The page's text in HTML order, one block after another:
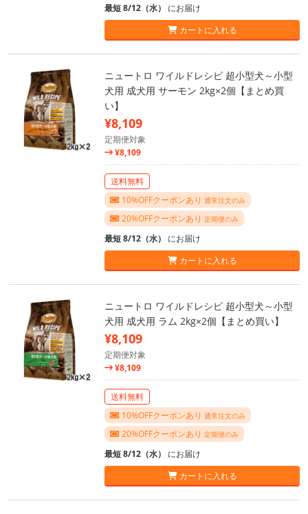
最短 8/12（水） にお届け
カートに入れる
ニュートロ ワイルドレシピ 超小型犬～小型
犬用 成犬用 サーモン 2kg×2個【まとめ買
い】
¥8,109
定期便対象
¥8,109
送料無料
10%OFFクーポンあり 通常注文のみ
20%OFFクーポンあり 定期便のみ
最短 8/12（水） にお届け
カートに入れる
ニュートロ ワイルドレシピ 超小型犬～小型
犬用 成犬用 ラム 2kg×2個【まとめ買い】
¥8,109
定期便対象
¥8,109
送料無料
10%OFFクーポンあり 通常注文のみ
20%OFFクーポンあり 定期便のみ
最短 8/12（水） にお届け
カートに入れる